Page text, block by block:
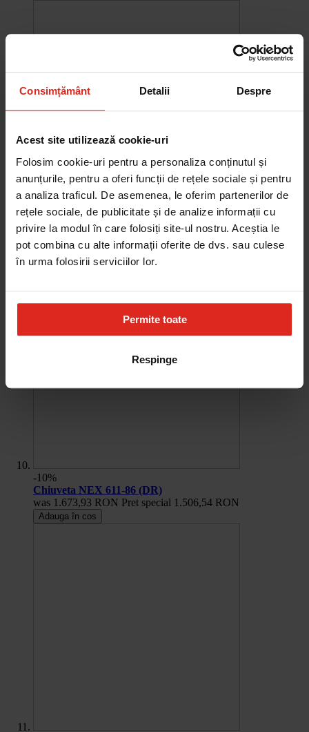
Consimțământ Detalii Despre
Acest site utilizează cookie-uri
Folosim cookie-uri pentru a personaliza conținutul și
anunțurile, pentru a oferi funcții de rețele sociale și pentru
a analiza traficul. De asemenea, le oferim partenerilor de
rețele sociale, de publicitate și de analize informații cu
privire la modul în care folosiți site-ul nostru. Aceștia le
pot combina cu alte informații oferite de dvs. sau culese
în urma folosirii serviciilor lor.
Permite toate
Respinge
-10%
Chiuveta Maris MRG 610-60
was 2.580,20 RON Pret special 2.322,18 RON
-10%
Chiuveta NEX 611-86 (DR)
was 1.673,93 RON Pret special 1.506,54 RON
Adauga în cos